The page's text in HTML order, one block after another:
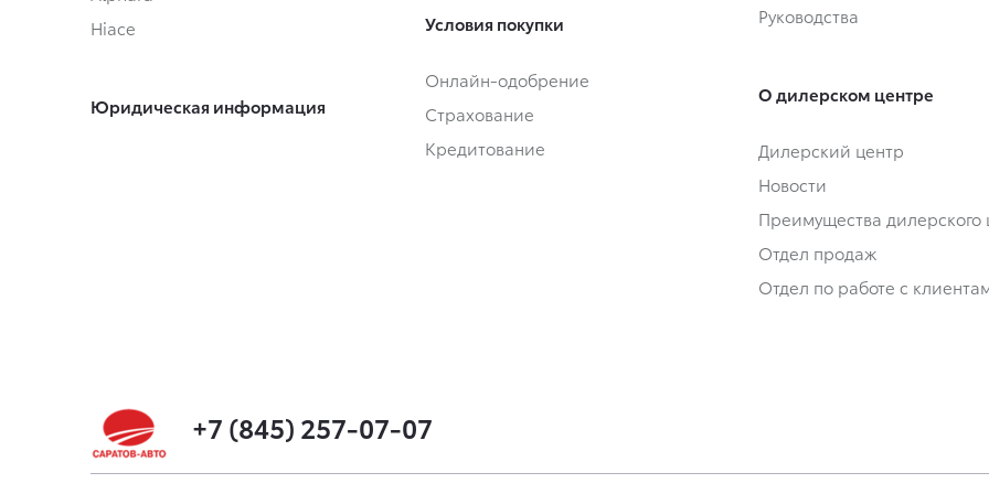
Hiace
Юридическая информация
Условия покупки
Онлайн-одобрение
Страхование
Кредитование
Руководства
О дилерском центре
Дилерский центр
Новости
Преимущества дилерского
Отдел продаж
Отдел по работе с
+7 (845) 257-07-07